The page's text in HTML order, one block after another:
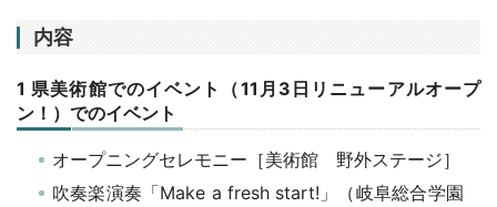
内容
1 県美術館でのイベント（11月3日リニューアルオープ
ン！）でのイベント
オープニングセレモニー［美術館 野外ステージ］
吹奏楽演奏「Make a fresh start!」（岐阜総合学園